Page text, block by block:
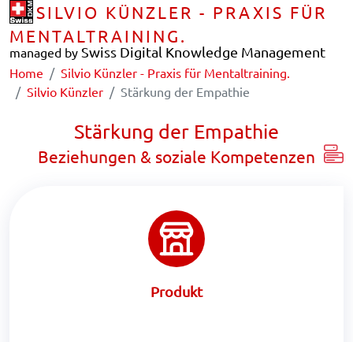
SILVIO KÜNZLER - PRAXIS FÜR
MENTALTRAINING.
managed by Swiss Digital Knowledge Management
Home
Silvio Künzler - Praxis für Mentaltraining.
Silvio Künzler
Stärkung der Empathie
Stärkung der Empathie
Beziehungen & soziale Kompetenzen
Produkt